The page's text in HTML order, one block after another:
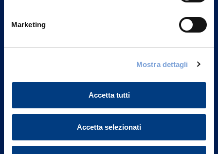
Marketing
Mostra dettagli
Accetta tutti
Accetta selezionati
Part. IVA 01329510158
Sostenibilità